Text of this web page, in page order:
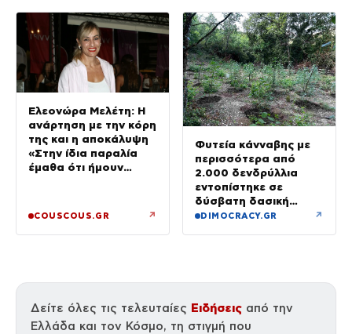
Ελεονώρα Μελέτη: Η
ανάρτηση με την κόρη
της και η αποκάλυψη
«Στην ίδια παραλία
έμαθα ότι ήμουν
COUSCOUS.GR ↗
Φυτεία κάνναβης με
περισσότερα από
2.000 δενδρύλλια
εντοπίστηκε σε
δύσβατη δασική
περιοχή στη Φθιώτιδα
DIMOCRACY.GR ↗
Δείτε όλες τις τελευταίες Ειδήσεις από την
Ελλάδα και τον Κόσμο, τη στιγμή που